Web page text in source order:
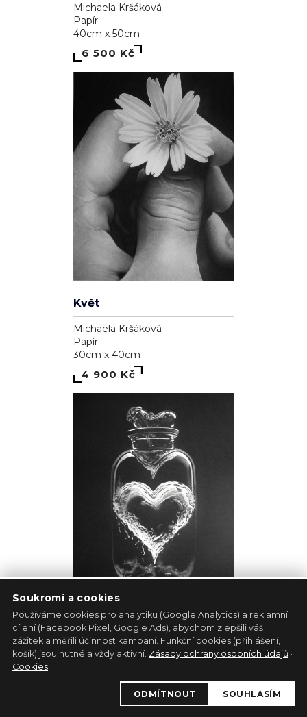
Michaela Kršáková
Papír
40cm x 50cm
6 500 Kč
Květ
Michaela Kršáková
Papír
30cm x 40cm
4 900 Kč
Srdce
Michaela Kršáková
30cm x 40cm
3 900 Kč
Soukromí a cookies
Používáme cookies pro analytiku (Google Analytics) a reklamní
cílení (Facebook Pixel, Google Ads), abychom zlepšili váš
zážitek a měřili účinnost kampaní. Funkční cookies (přihlášení,
košík) jsou nutné a vždy aktivní. Zásady ochrany osobních údajů ·
Cookies.
ODMÍTNOUT SOUHLASÍM